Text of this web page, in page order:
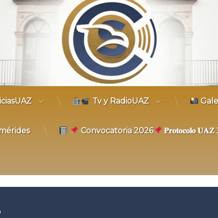
Tv y RadioUAZ
Convocatoria 2026 𝐏𝐫𝐨𝐭𝐨𝐜𝐨𝐥𝐨